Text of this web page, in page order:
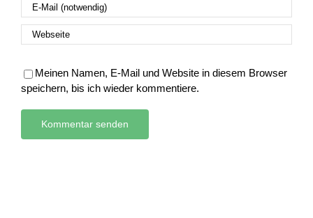
Meinen Namen, E-Mail und Website in diesem Browser
speichern, bis ich wieder kommentiere.